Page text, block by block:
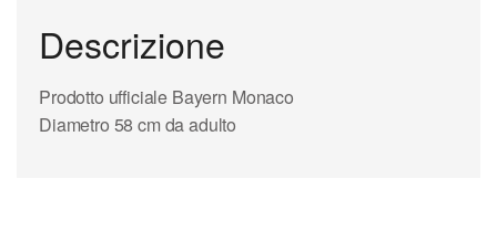
Descrizione
Prodotto ufficiale Bayern Monaco
Diametro 58 cm da adulto